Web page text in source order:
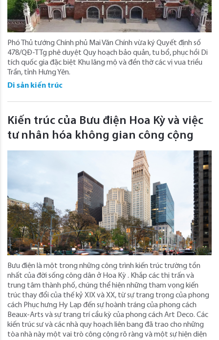
Phó Thủ tướng Chính phủ Mai Văn Chính vừa ký Quyết định số
478/QĐ-TTg phê duyệt Quy hoạch bảo quản, tu bổ, phục hồi Di
tích quốc gia đặc biệt Khu lăng mộ và đền thờ các vị vua triều
Trần, tỉnh Hưng Yên.
Di sản kiến trúc
Kiến trúc của Bưu điện Hoa Kỳ và việc
tư nhân hóa không gian công cộng
Bưu điện là một trong những công trình kiến ​​trúc trường tồn
nhất của đời sống công dân ở Hoa Kỳ . Khắp các thị trấn và
trung tâm thành phố, chúng thể hiện những tham vọng kiến ​​
trúc thay đổi của thế kỷ XIX và XX, từ sự trang trọng của phong
cách Phục hưng Hy Lạp đến sự hoành tráng của phong cách
Beaux-Arts và sự trang trí cầu kỳ của phong cách Art Deco. Các
kiến ​​trúc sư và các nhà quy hoạch liên bang đã trao cho những
tòa nhà này một vai trò công cộng rõ ràng và một sự hiện diện